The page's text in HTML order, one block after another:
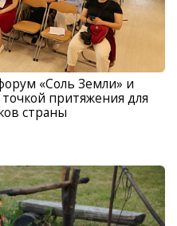
«Соль Земли» и
притяжения для
страны